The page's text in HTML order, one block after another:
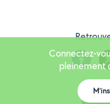
Connectez-
pleinement